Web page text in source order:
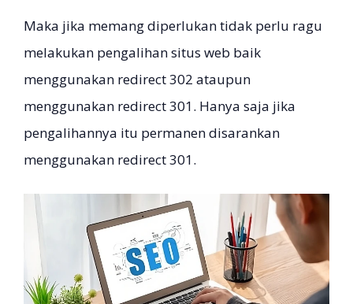
Maka jika memang diperlukan tidak perlu ragu
melakukan pengalihan situs web baik
menggunakan redirect 302 ataupun
menggunakan redirect 301. Hanya saja jika
pengalihannya itu permanen disarankan
menggunakan redirect 301.